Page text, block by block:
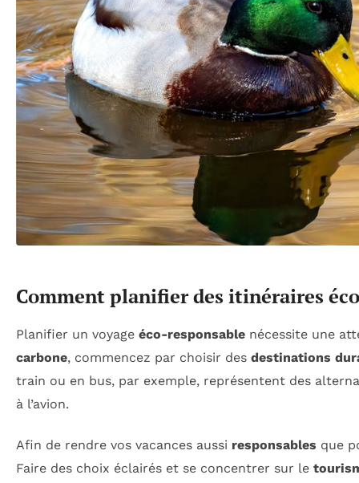
Comment planifier des itinéraires
Planifier un voyage éco-responsable nécessite une
carbone, commencez par choisir des destinations
train ou en bus, par exemple, représentent des
à l’avion.
Afin de rendre vos vacances aussi responsables que
Faire des choix éclairés et se concentrer sur le